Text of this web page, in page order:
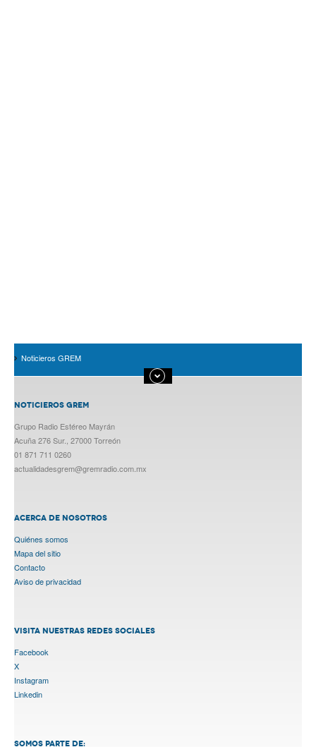
Noticieros GREM
NOTICIEROS GREM
Grupo Radio Estéreo Mayrán
Acuña 276 Sur., 27000 Torreón
01 871 711 0260
actualidadesgrem@gremradio.com.mx
ACERCA DE NOSOTROS
Quiénes somos
Mapa del sitio
Contacto
Aviso de privacidad
VISITA NUESTRAS REDES SOCIALES
Facebook
X
Instagram
Linkedin
SOMOS PARTE DE: